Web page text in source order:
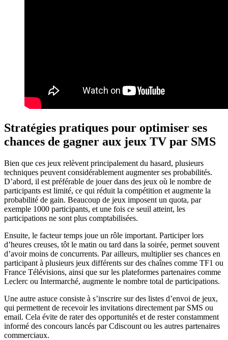
Stratégies pratiques pour optimiser ses
chances de gagner aux jeux TV par SMS
Bien que ces jeux relèvent principalement du hasard, plusieurs
techniques peuvent considérablement augmenter ses probabilités.
D’abord, il est préférable de jouer dans des jeux où le nombre de
participants est limité, ce qui réduit la compétition et augmente la
probabilité de gain. Beaucoup de jeux imposent un quota, par
exemple 1000 participants, et une fois ce seuil atteint, les
participations ne sont plus comptabilisées.
Ensuite, le facteur temps joue un rôle important. Participer lors
d’heures creuses, tôt le matin ou tard dans la soirée, permet souvent
d’avoir moins de concurrents. Par ailleurs, multiplier ses chances en
participant à plusieurs jeux différents sur des chaînes comme TF1 ou
France Télévisions, ainsi que sur les plateformes partenaires comme
Leclerc ou Intermarché, augmente le nombre total de participations.
Une autre astuce consiste à s’inscrire sur des listes d’envoi de jeux,
qui permettent de recevoir les invitations directement par SMS ou
email. Cela évite de rater des opportunités et de rester constamment
informé des concours lancés par Cdiscount ou les autres partenaires
commerciaux.